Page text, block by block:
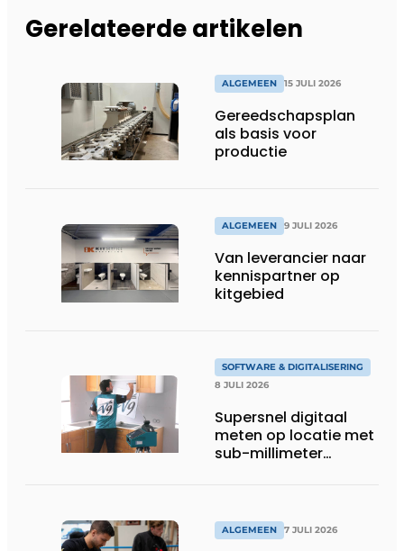
Gerelateerde artikelen
ALGEMEEN 15 JULI 2026
Gereedschapsplan
als basis voor
productie
ALGEMEEN 9 JULI 2026
Van leverancier naar
kennispartner op
kitgebied
SOFTWARE & DIGITALISERING
8 JULI 2026
Supersnel digitaal
meten op locatie met
sub-millimeter
ALGEMEEN 7 JULI 2026